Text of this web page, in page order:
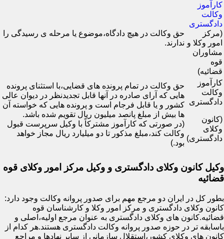
کارآموز
وکالت
دادگستری
(مرکز
امور وکلا و
مشاوران
قوه
قضائیه)
حق وکالت در هیچ دادگاه،موضوع یا مرحله ی رسیدگی را
ندارند.
کارآموز
وکالت
دادگستری
(کانون
وکلای
دادگستری)
حق وکالت در تمام پرونده های قضایی،با استثنای پرونده
هایی که آرای صادره در آنها قابل تجدیدنظر در دیوان عالی
کشور و یا قابل فرجام است و پرونده هایی که خواسته آن
ها بیش از مبلغ پانصد میلیون ریال تقویم شده باشد.
(در صورتی که کارآموز مشترکاً با وکیل سرپرست قبول
وکالت کند،مبلغ مذکور تا دو میلیارد ریال مجاز خواهد
بود.)
وکیل کانون وکلای دادگستری و وکیل مرکز امور وکلای قوه
قضائیه
بطور کل در ایران دو مرجع مهم برای صدور پروانه وکالت وجود دارد:
کانون وکلای دادگستری و مرکز امور وکلا و کارشناسان قوه
قضائیه.کانون های وکلای دادگستری به عنوان مرجع اولیه،اصلی و
باسابقه تر در حوزه صدور پروانه وکالت دادگستری هستند.هر کدام از
کانون های وکلای کشور،استقلال سازمانی از سایر نهادها و مراجع